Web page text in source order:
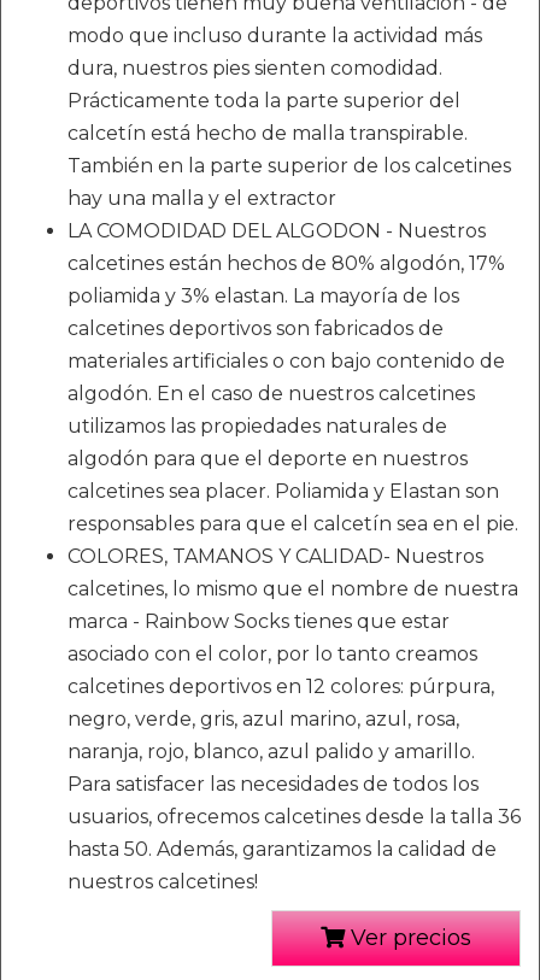
modo que incluso durante la actividad más
dura, nuestros pies sienten comodidad.
Prácticamente toda la parte superior del
calcetín está hecho de malla transpirable.
También en la parte superior de los calcetines
hay una malla y el extractor
LA COMODIDAD DEL ALGODON - Nuestros
calcetines están hechos de 80% algodón, 17%
poliamida y 3% elastan. La mayoría de los
calcetines deportivos son fabricados de
materiales artificiales o con bajo contenido de
algodón. En el caso de nuestros calcetines
utilizamos las propiedades naturales de
algodón para que el deporte en nuestros
calcetines sea placer. Poliamida y Elastan son
responsables para que el calcetín sea en el pie.
COLORES, TAMANOS Y CALIDAD- Nuestros
calcetines, lo mismo que el nombre de nuestra
marca - Rainbow Socks tienes que estar
asociado con el color, por lo tanto creamos
calcetines deportivos en 12 colores: púrpura,
negro, verde, gris, azul marino, azul, rosa,
naranja, rojo, blanco, azul palido y amarillo.
Para satisfacer las necesidades de todos los
usuarios, ofrecemos calcetines desde la talla 36
hasta 50. Además, garantizamos la calidad de
nuestros calcetines!
Ver precios